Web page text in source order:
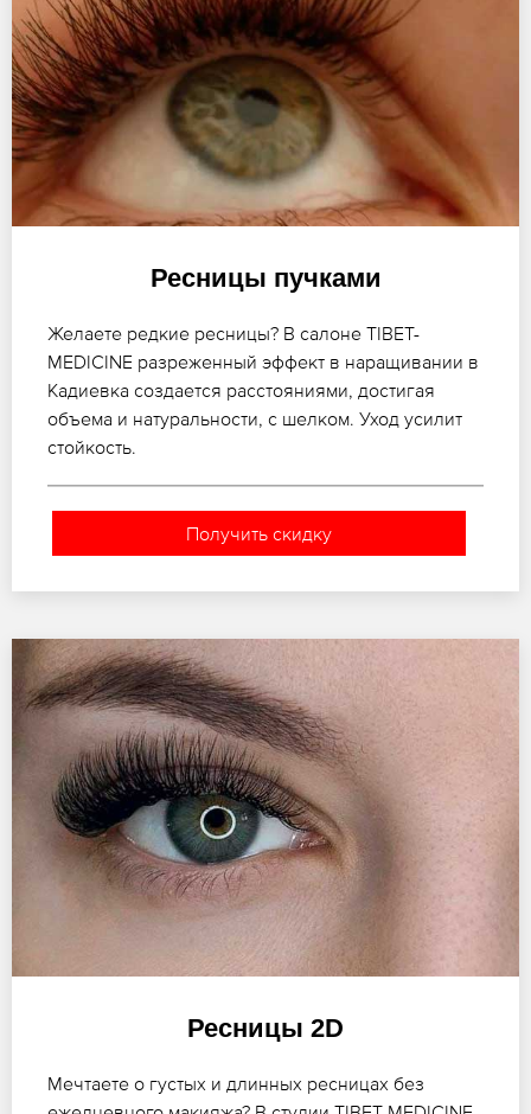
Ресницы пучками
Желаете редкие ресницы? В салоне TIBET-
MEDICINE разреженный эффект в наращивании в
Кадиевка создается расстояниями, достигая
объема и натуральности, с шелком. Уход усилит
стойкость.
Получить скидку
Ресницы 2D
Мечтаете о густых и длинных ресницах без